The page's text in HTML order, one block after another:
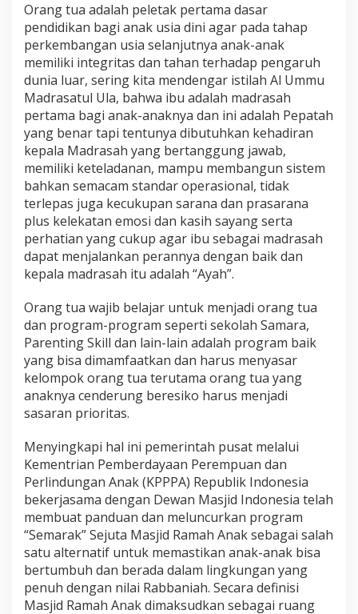
Orang tua adalah peletak pertama dasar
pendidikan bagi anak usia dini agar pada tahap
perkembangan usia selanjutnya anak-anak
memiliki integritas dan tahan terhadap pengaruh
dunia luar, sering kita mendengar istilah Al Ummu
Madrasatul Ula, bahwa ibu adalah madrasah
pertama bagi anak-anaknya dan ini adalah Pepatah
yang benar tapi tentunya dibutuhkan kehadiran
kepala Madrasah yang bertanggung jawab,
memiliki keteladanan, mampu membangun sistem
bahkan semacam standar operasional, tidak
terlepas juga kecukupan sarana dan prasarana
plus kelekatan emosi dan kasih sayang serta
perhatian yang cukup agar ibu sebagai madrasah
dapat menjalankan perannya dengan baik dan
kepala madrasah itu adalah “Ayah”.
Orang tua wajib belajar untuk menjadi orang tua
dan program-program seperti sekolah Samara,
Parenting Skill dan lain-lain adalah program baik
yang bisa dimamfaatkan dan harus menyasar
kelompok orang tua terutama orang tua yang
anaknya cenderung beresiko harus menjadi
sasaran prioritas.
Menyingkapi hal ini pemerintah pusat melalui
Kementrian Pemberdayaan Perempuan dan
Perlindungan Anak (KPPPA) Republik Indonesia
bekerjasama dengan Dewan Masjid Indonesia telah
membuat panduan dan meluncurkan program
“Semarak” Sejuta Masjid Ramah Anak sebagai salah
satu alternatif untuk memastikan anak-anak bisa
bertumbuh dan berada dalam lingkungan yang
penuh dengan nilai Rabbaniah. Secara definisi
Masjid Ramah Anak dimaksudkan sebagai ruang